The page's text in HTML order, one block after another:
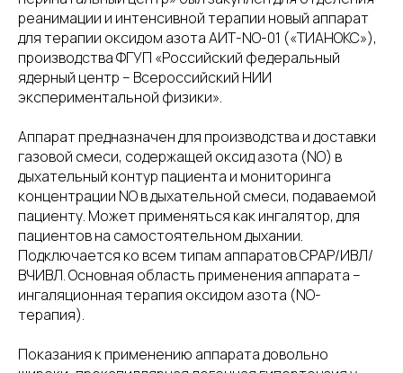
реанимации и интенсивной терапии новый аппарат
для терапии оксидом азота АИТ-NO-01 («ТИАНОКС»),
производства ФГУП «Российский федеральный
ядерный центр – Всероссийский НИИ
экспериментальной физики».
Аппарат предназначен для производства и доставки
газовой смеси, содержащей оксид азота (NO) в
дыхательный контур пациента и мониторинга
концентрации NO в дыхательной смеси, подаваемой
пациенту. Может применяться как ингалятор, для
пациентов на самостоятельном дыхании.
Подключается ко всем типам аппаратов СРАР/ИВЛ/
ВЧИВЛ. Основная область применения аппарата –
ингаляционная терапия оксидом азота (NO-
терапия).
Показания к применению аппарата довольно